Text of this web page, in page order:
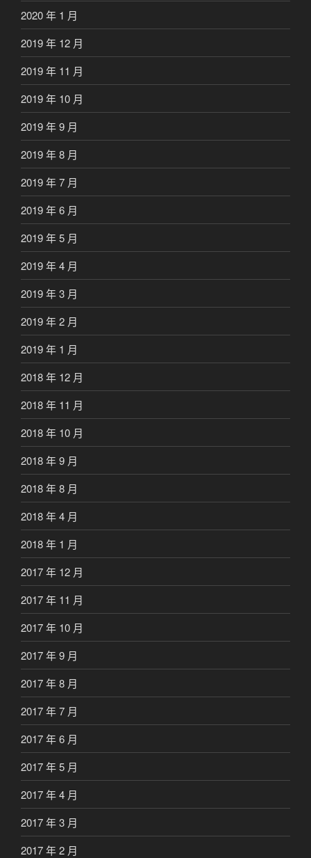
2020 年 1 月
2019 年 12 月
2019 年 11 月
2019 年 10 月
2019 年 9 月
2019 年 8 月
2019 年 7 月
2019 年 6 月
2019 年 5 月
2019 年 4 月
2019 年 3 月
2019 年 2 月
2019 年 1 月
2018 年 12 月
2018 年 11 月
2018 年 10 月
2018 年 9 月
2018 年 8 月
2018 年 4 月
2018 年 1 月
2017 年 12 月
2017 年 11 月
2017 年 10 月
2017 年 9 月
2017 年 8 月
2017 年 7 月
2017 年 6 月
2017 年 5 月
2017 年 4 月
2017 年 3 月
2017 年 2 月